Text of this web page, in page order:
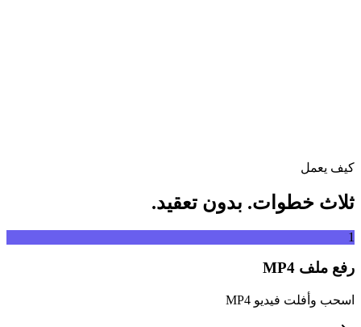
كيف يعمل
ثلاث خطوات. بدون تعقيد.
1
رفع ملف MP4
اسحب وأفلت فيديو MP4